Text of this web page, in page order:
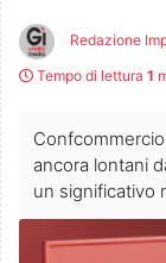
Redazione
Tempo di lettura 1
ancora lontani
un significativo